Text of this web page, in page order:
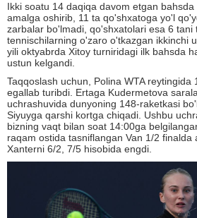
Ikki soatu 14 daqiqa davom etgan
amalga oshirib, 11 ta qo'shxatoga yo'l
zarbalar bo'lmadi, qo'shxatolari esa 6 tani
tennischilarning o'zaro o'tkazgan ikkinchi
yili oktyabrda Xitoy turniridagi ilk bahsda
ustun kelgandi.
Taqqoslash uchun, Polina WTA reytingida
egallab turibdi. Ertaga Kudermetova
uchrashuvida dunyoning 148-raketkasi
Siyuyga qarshi kortga chiqadi. Ushbu
bizning vaqt bilan soat 14:00ga
raqam ostida tasniflangan Van 1/2 finalda
Xanterni 6/2, 7/5 hisobida engdi.